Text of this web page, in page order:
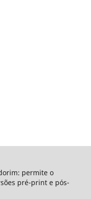
permite o
pré-print e pós-